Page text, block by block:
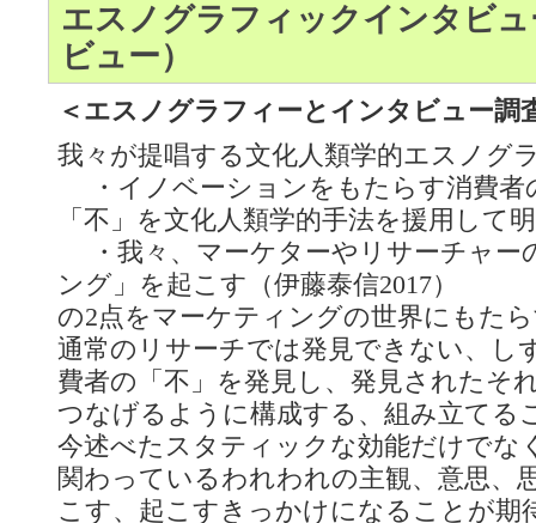
エスノグラフィックインタビ
ビュー）
＜エスノグラフィーとインタビュー調
我々が提唱する文化人類学的エスノグ
・イノベーションをもたらす消費者
「不」を文化人類学的手法を援用して
・我々、マーケターやリサーチャー
ング」を起こす（伊藤泰信2017）
の2点をマーケティングの世界にもた
通常のリサーチでは発見できない、し
費者の「不」を発見し、発見されたそ
つなげるように構成する、組み立てる
今述べたスタティックな効能だけでな
関わっているわれわれの主観、意思、
こす、起こすきっかけになることが期